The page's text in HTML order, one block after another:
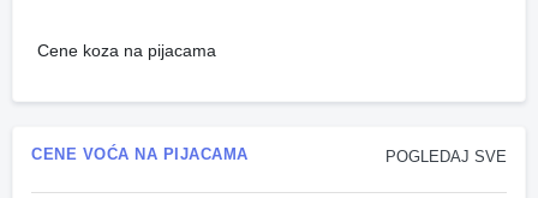
Cene koza na pijacama
POGLEDAJ SVE
CENE VOĆA NA PIJACAMA